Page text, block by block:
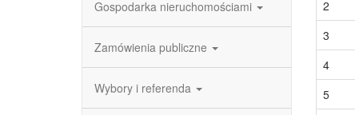
Gospodarka nieruchomościami
Zamówienia publiczne
Wybory i referenda
2
3
4
5